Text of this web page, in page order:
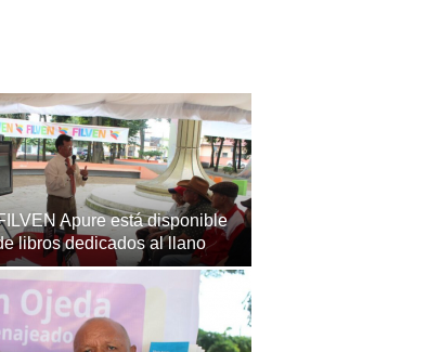
Apure está disponible
libros dedicados al llano